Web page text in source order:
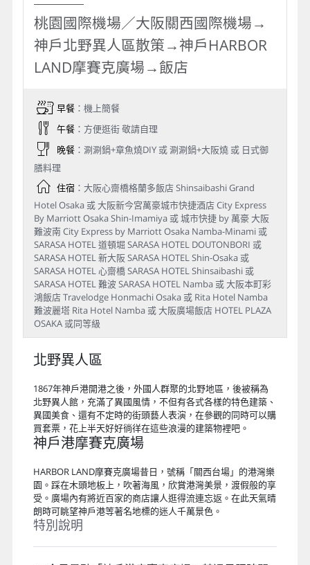
桃園國際機場／大阪關西國際機場→
神戶北野異人區散策→神戶HARBOR
LAND摩賽克廣場→飯店
早餐：機上簡餐
午餐：方便逛街 敬請自理
晚餐：涮涮鍋+章魚燒DIY 或 涮涮鍋+大阪燒 或 日式御
膳料理
住宿：大阪心齋橋格蘭多飯店 Shinsaibashi Grand
Hotel Osaka 或 大阪新今宮萬豪城市快捷酒店 City Express
By Marriott Osaka Shin-Imamiya 或 城市快捷 by 萬豪 大阪
難波南 City Express by Marriott Osaka Namba-Minami 或
SARASA HOTEL 道頓堀 SARASA HOTEL DOUTONBORI 或
SARASA HOTEL 新大阪 SARASA HOTEL Shin-Osaka 或
SARASA HOTEL 心齋橋 SARASA HOTEL Shinsaibashi 或
SARASA HOTEL 難波 SARASA HOTEL Namba 或 大阪本町彩
鴻飯店 Travelodge Honmachi Osaka 或 Rita Hotel Namba
難波麗塔 Rita Hotel Namba 或 大阪廣場飯店 HOTEL PLAZA
OSAKA 或同等級
北野異人區
1867年神戶港開港之後，外國人群聚的北野地區，後被稱為
北野異人館，充滿了異國風情，不但有各式各樣的特色建築、
異國美食、還有不定時的街頭藝人表演，在參觀的同時可以購
買套票，花上半天好好徜徉在這些浪漫的建築物裡吧。
神戶港摩賽克廣場
HARBOR LAND摩賽克廣場昔日，號稱「關西台場」的港灣樂
園。踩在木頭地板上，吹著海風，欣賞港灣美景，渡假般的享
受。廣場內有將近百家的商店讓人逛得流連忘返。在此天氣晴
朗時可眺望神戶港等著名地標的迷人千萬景色。
特別說明